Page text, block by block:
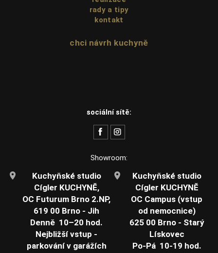
rady a tipy
kontakt
chci návrh kuchyně
sociální sítě:
Showroom:
Kuchyňské studio
Cígler KUCHYNĚ,
OC Futurum Brno 2.NP,
619 00 Brno - Jih
Denně 10–20 hod.
Nejbližší vstup -
parkování v garážích
Kuchyňské studio
Cígler KUCHYNĚ
OC Campus (vstup
od nemocnice)
625 00 Brno - Starý
Lískovec
Po-Pá 10-19 hod.